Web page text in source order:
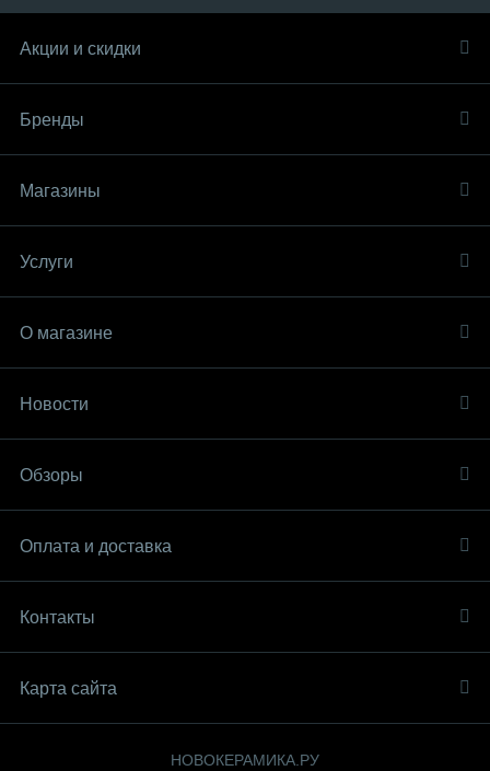
Акции и скидки
Бренды
Магазины
Услуги
О магазине
Новости
Обзоры
Оплата и доставка
Контакты
Карта сайта
НОВОКЕРАМИКА.РУ